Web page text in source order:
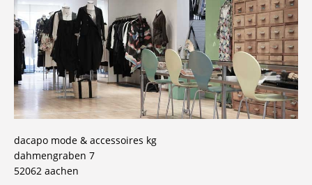
dacapo mode & accessoires kg
dahmengraben 7
52062 aachen